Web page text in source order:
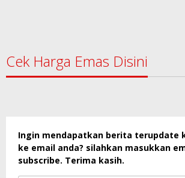
Cek Harga Emas Disini
Ingin mendapatkan berita terupdate
ke email anda? silahkan masukkan
subscribe. Terima kasih.